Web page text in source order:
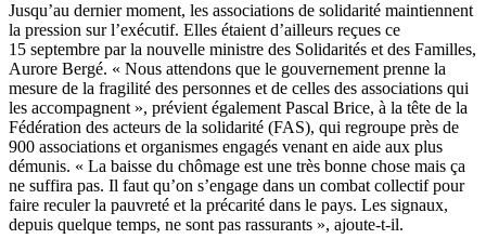
Jusqu’au dernier moment, les associations de solidarité maintiennent
la pression sur l’exécutif. Elles étaient d’ailleurs reçues ce
15 septembre par la nouvelle ministre des Solidarités et des Familles,
Aurore Bergé. « Nous attendons que le gouvernement prenne la
mesure de la fragilité des personnes et de celles des associations qui
les accompagnent », prévient également Pascal Brice, à la tête de la
Fédération des acteurs de la solidarité (FAS), qui regroupe près de
900 associations et organismes engagés venant en aide aux plus
démunis. « La baisse du chômage est une très bonne chose mais ça
ne suffira pas. Il faut qu’on s’engage dans un combat collectif pour
faire reculer la pauvreté et la précarité dans le pays. Les signaux,
depuis quelque temps, ne sont pas rassurants », ajoute-t-il.